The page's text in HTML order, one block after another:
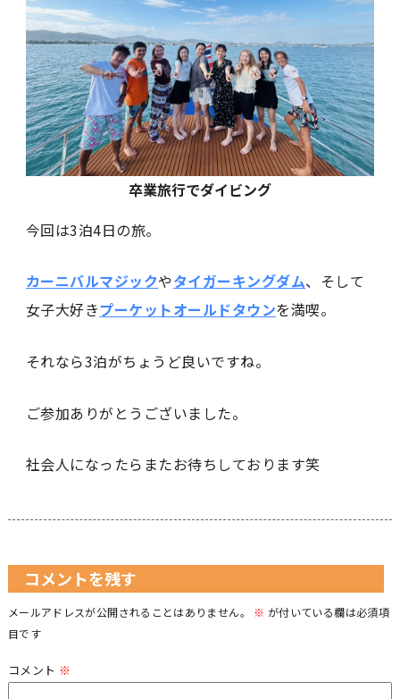
卒業旅行でダイビング
今回は3泊4日の旅。
カーニバルマジックやタイガーキングダム、そして
女子大好きプーケットオールドタウンを満喫。
それなら3泊がちょうど良いですね。
ご参加ありがとうございました。
社会人になったらまたお待ちしております笑
コメントを残す
メールアドレスが公開されることはありません。 ※ が付いている欄は必須項
目です
コメント ※